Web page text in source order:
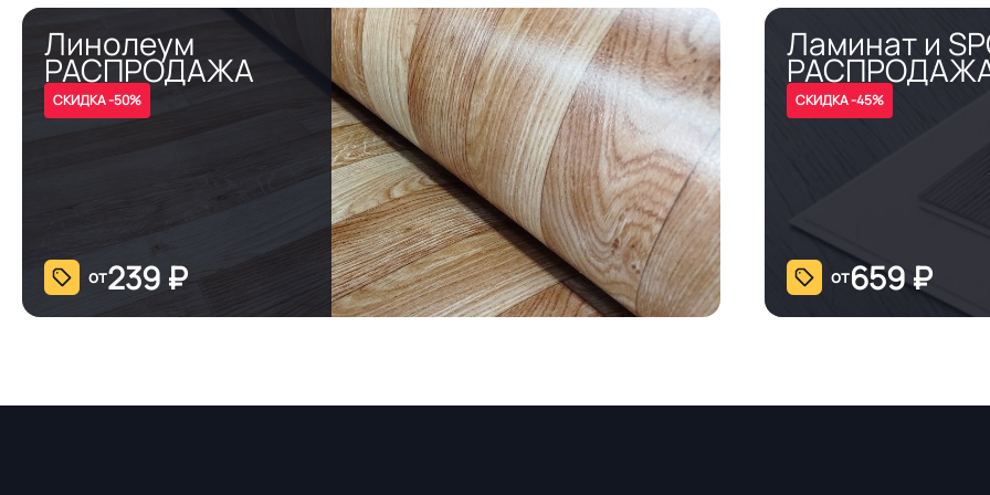
Линолеум
РАСПРОДАЖА
СКИДКА -50%
от239 ₽
Ламинат и
СКИДКА -45%
от659₽